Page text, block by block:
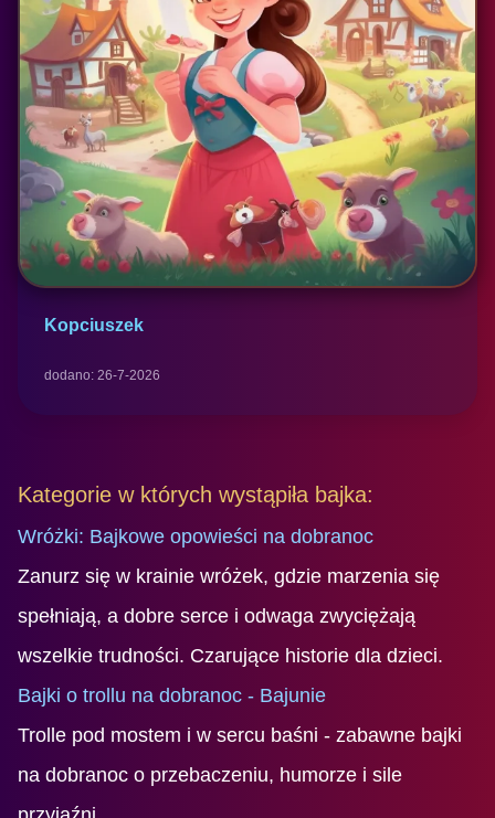
Kopciuszek
dodano: 26-7-2026
Kategorie w których wystąpiła bajka:
Wróżki: Bajkowe opowieści na dobranoc
Zanurz się w krainie wróżek, gdzie marzenia się
spełniają, a dobre serce i odwaga zwyciężają
wszelkie trudności. Czarujące historie dla dzieci.
Bajki o trollu na dobranoc - Bajunie
Trolle pod mostem i w sercu baśni - zabawne bajki
na dobranoc o przebaczeniu, humorze i sile